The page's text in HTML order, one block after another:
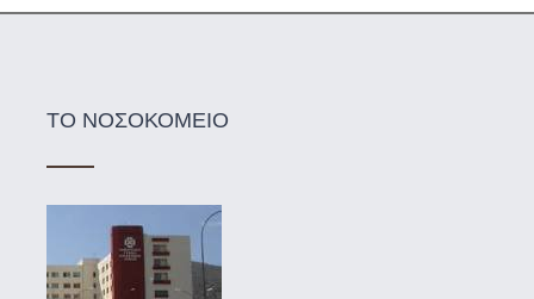
ΤΟ ΝΟΣΟΚΟΜΕΙΟ